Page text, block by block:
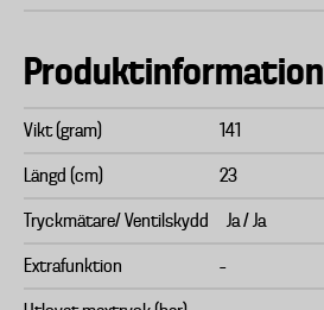
Produktinformation
Vikt (gram) 141
Längd (cm) 23
Tryckmätare/ Ventilskydd Ja / Ja
Extrafunktion –